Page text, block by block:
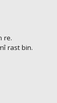
re.
rast bin.